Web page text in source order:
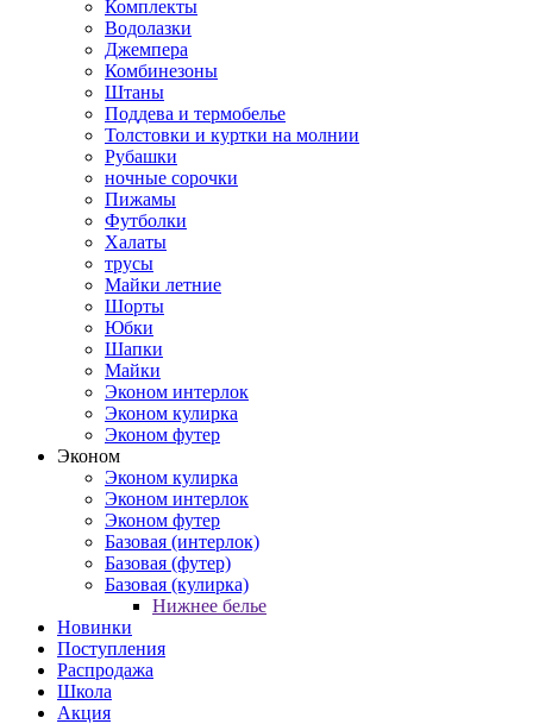
Комплекты
Водолазки
Джемпера
Комбинезоны
Штаны
Поддева и термобелье
Толстовки и куртки на молнии
Рубашки
ночные сорочки
Пижамы
Футболки
Халаты
трусы
Майки летние
Шорты
Юбки
Шапки
Майки
Эконом интерлок
Эконом кулирка
Эконом футер
Эконом
Эконом кулирка
Эконом интерлок
Эконом футер
Базовая (интерлок)
Базовая (футер)
Базовая (кулирка)
Нижнее белье
Новинки
Поступления
Распродажа
Школа
Акция